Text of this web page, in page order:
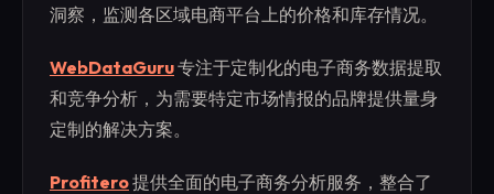
洞察，监测各区域电商平台上的价格和库存情况。
WebDataGuru专注于定制化的电子商务数据提取
和竞争分析，为需要特定市场情报的品牌提供量身
定制的解决方案。
Profitero提供全面的电子商务分析服务，整合了